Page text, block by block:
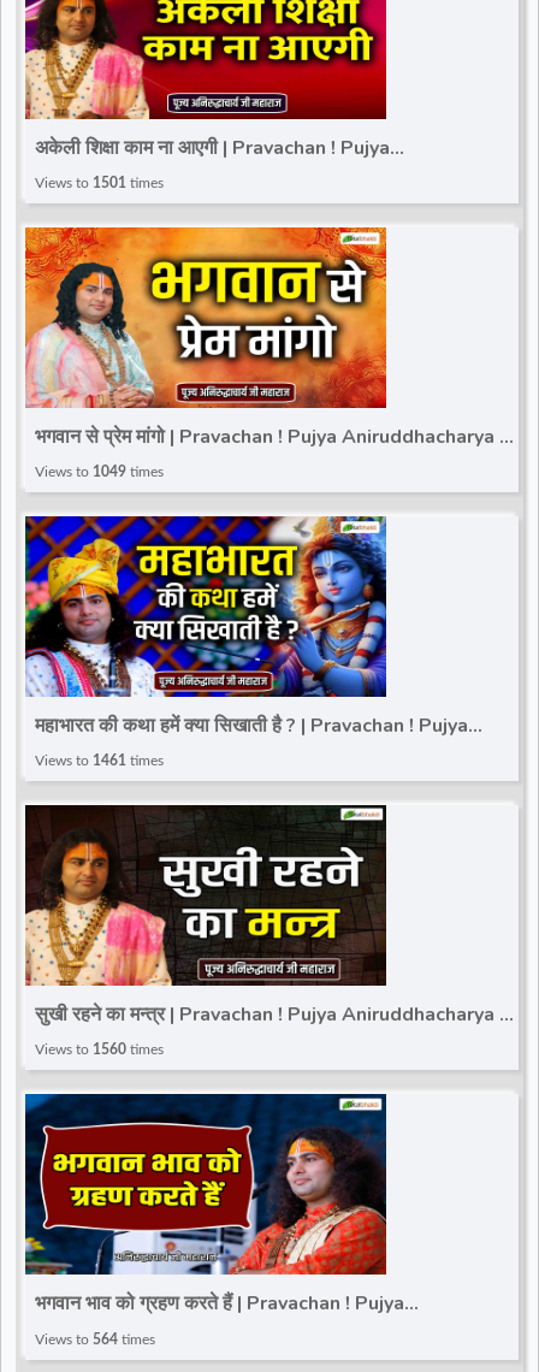
अकेली शिक्षा काम ना आएगी | Pravachan ! Pujya
Aniruddhacharya Ji Maharaj
Views to 1501 times
भगवान से प्रेम मांगो | Pravachan ! Pujya Aniruddhacharya Ji
Maharaj
Views to 1049 times
महाभारत की कथा हमें क्या सिखाती है ? | Pravachan ! Pujya
Aniruddhacharya Ji Maharaj
Views to 1461 times
सुखी रहने का मन्त्र | Pravachan ! Pujya Aniruddhacharya Ji
Maharaj
Views to 1560 times
भगवान भाव को ग्रहण करते हैं | Pravachan ! Pujya
Aniruddhacharya Ji Maharaj
Views to 564 times